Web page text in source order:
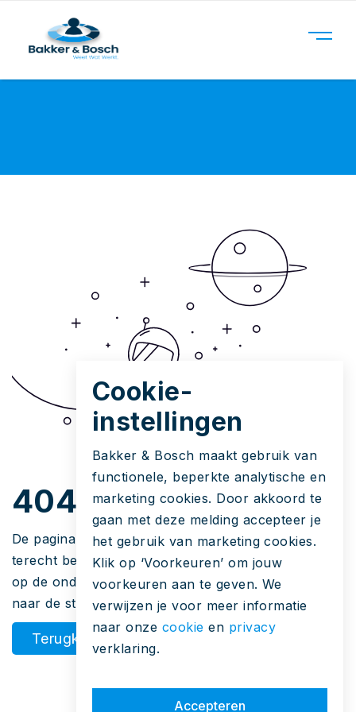
404
De pagina die u zoekt bestaat niet. Hoe u hier
terecht bent gekomen is een raadsel. Maar u kunt
op de onderstaande knop klikken om terug te gaan
naar de startpagina.
Terugkeren
Cookie-
instellingen
Bakker & Bosch maakt gebruik van
functionele, beperkte analytische en
marketing cookies. Door akkoord te
gaan met deze melding accepteer je
het gebruik van marketing cookies.
Klik op ‘Voorkeuren’ om jouw
voorkeuren aan te geven. We
verwijzen je voor meer informatie
naar onze cookie en privacy
verklaring.
Accepteren